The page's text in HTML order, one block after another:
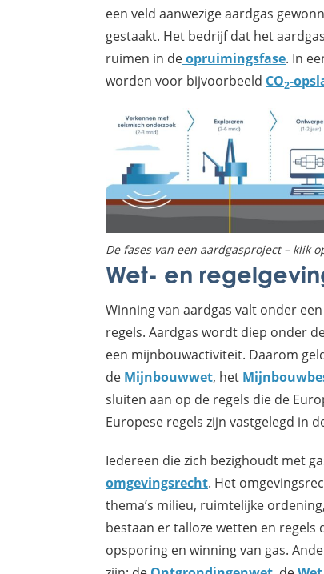
een veld aanwezige aardgas
gestaakt. Het bedrijf dat het
ruimen in deopruimingsfase. In
worden voor bijvoorbeeld CO2-
De fases van een aardgasproject – klik
Wet- en
Winning van aardgas valt onder
regels. Aardgas wordt diep onder
een mijnbouwactiviteit. Daarom
de Mijnbouwwet, het
sluiten aan op de regels die de
Europese regels zijn vastgelegd in
Iedereen die zich bezighoudt met
omgevingsrecht. Het
thema’s milieu, ruimtelijke
bestaan er talloze wetten en regels
opsporing en winning van gas.